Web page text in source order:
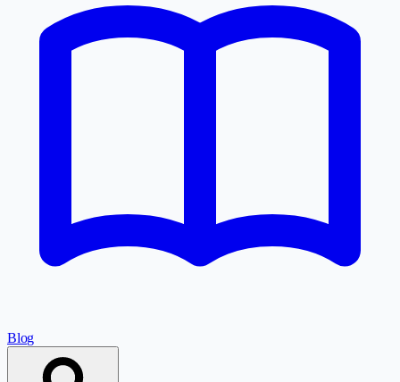
Blog